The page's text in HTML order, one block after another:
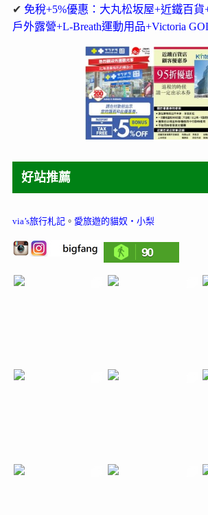
✔ 免稅+5%優惠：大丸松坂屋+近鐵百貨
戶外露營+L-Breath運動用品+Victoria
好站推薦
via’s旅行札記。 愛旅遊的貓奴‧小梨
90